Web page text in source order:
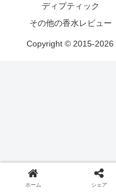
ディプティック
その他の香水レビュー
Copyright © 2015-2026
ホーム シェア